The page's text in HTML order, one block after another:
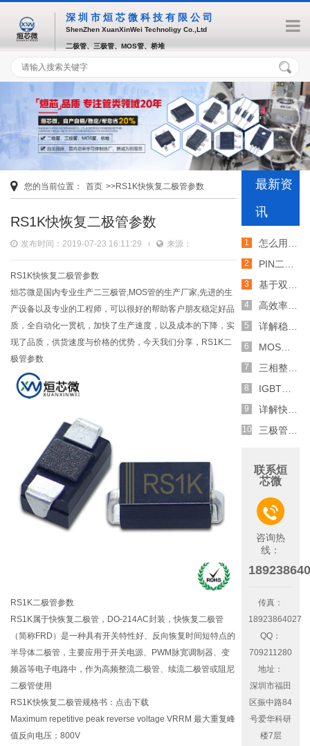
深圳市烜芯微科技有限公司
ShenZhen XuanXinWei Technoligy Co.,Ltd
二极管、三极管、MOS管、桥堆
您的当前位置： 首页 >>RS1K快恢复二极管参数
RS1K快恢复二极管参数
发布时间：2019-07-23 16:11:29 来源：
RS1K快恢复二极管参数
烜芯微是国内专业生产二三极管,MOS管的生产厂家,先进的生
产设备以及专业的工程师，可以很好的帮助客户朋友稳定好品
质，全自动化一贯机，加快了生产速度，以及成本的下降，实
现了品质，供货速度与价格的优势，今天我们分享，RS1K二
极管参数
RS1K二极管参数
RS1K属于快恢复二极管，DO-214AC封装，快恢复二极管
（简称FRD）是一种具有开关特性好、反向恢复时间短特点的
半导体二极管，主要应用于开关电源、PWM脉宽调制器、变
频器等电子电路中，作为高频整流二极管、续流二极管或阻尼
二极管使用
RS1K快恢复二极管规格书： 点击下载
Maximum repetitive peak reverse voltage VRRM 最大重复峰
值反向电压：800V
最新资
讯
怎么用TVS二极管提高电路的抗突波能力
PIN二极管的电导调制机制和应用介绍
基于双MOS管的防反灌电路工作原理介绍
高效率整流二极管的特性和应用介绍
详解稳压二极管的关键特性和应用原理
MOS管选型关键因素分析,怎么选择合适的参数
三相整流电路分析,半波整流与全波整流的工作原理
IGBT三相全桥整流电路工作原理介绍
详解快恢复二极管,结构,特性和应用介绍
三极管和MOS管组合式开关电路分析
联系烜
芯微

咨询热
线：
传真：
18923864027
QQ：
709211280
地址：
深圳市福田
区振中路84
号爱华科研
楼7层